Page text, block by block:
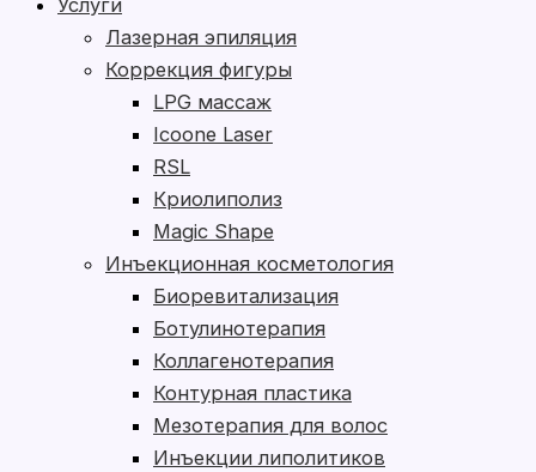
Услуги
Лазерная эпиляция
Коррекция фигуры
LPG массаж
Icoone Laser
RSL
Криолиполиз
Magic Shape
Инъекционная косметология
Биоревитализация
Ботулинотерапия
Коллагенотерапия
Контурная пластика
Мезотерапия для волос
Инъекции липолитиков